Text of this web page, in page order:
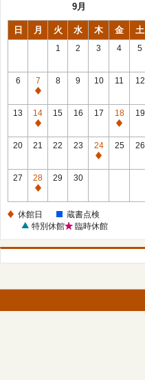
9月
日 月 火 水 木 金 土
1 2 3 4 5
6
7
休
館
日
8 9 10 11 12
13
14
休
館
15 16 17
18
休
館
19
20 21 22 23
24
休
25 26
27
28
休
日
29 30
休館日
蔵書点検
特別休館
臨時休館